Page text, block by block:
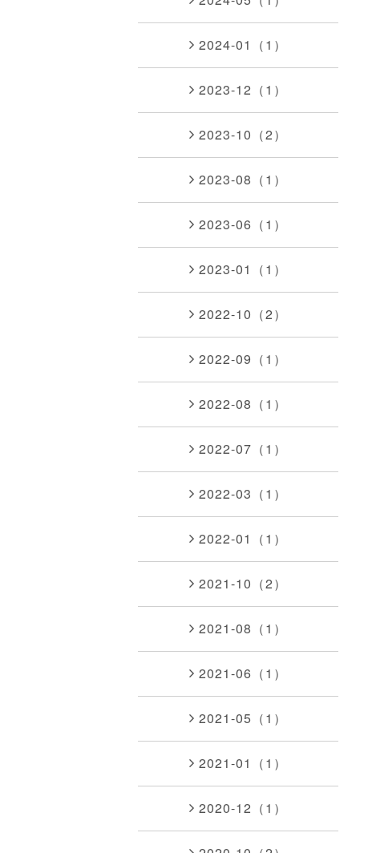
2024-01（1）
2023-12（1）
2023-10（2）
2023-08（1）
2023-06（1）
2023-01（1）
2022-10（2）
2022-09（1）
2022-08（1）
2022-07（1）
2022-03（1）
2022-01（1）
2021-10（2）
2021-08（1）
2021-06（1）
2021-05（1）
2021-01（1）
2020-12（1）